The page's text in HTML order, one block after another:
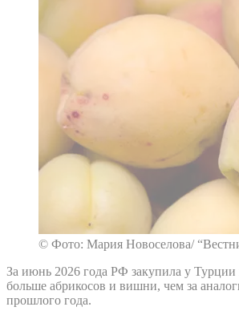
© Фото: Мария Новоселова/
За июнь 2026 года РФ закупила у Турции
больше абрикосов и вишни, чем за
прошлого года.